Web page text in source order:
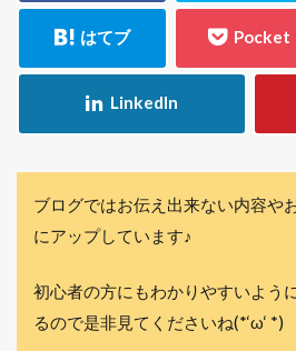
ブログではお伝え出来ない内容や
にアップしています♪
初心者の方にもわかりやすいよう
るので是非見てくださいね(*‘ω‘ *)